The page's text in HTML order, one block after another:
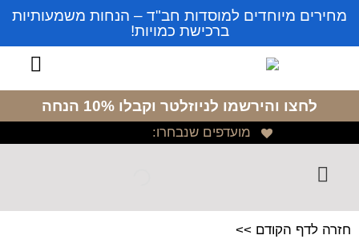
מחירים מיוחדים למוסדות חב"ד – הנחות משמעותיות
ברכישת כמויות!
לחצו והירשמו לניוזלטר וקבלו 10% הנחה
מועדפים שנבחרו:
חזרה לדף הקודם >>